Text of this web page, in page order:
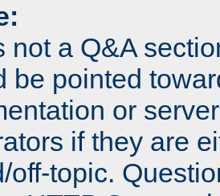
not a Q&A
be pointed
or
if they are
off-topic.